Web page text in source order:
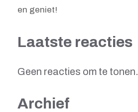
en geniet!
Laatste reacties
Geen reacties om te tonen.
Archief